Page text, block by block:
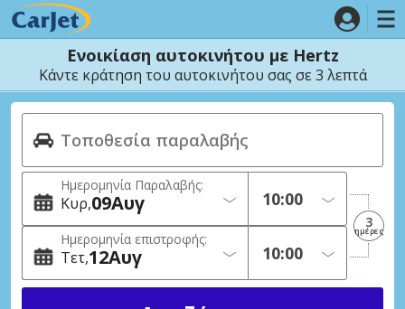
Ενοικίαση αυτοκινήτου με Hertz
Κάντε κράτηση του αυτοκινήτου σας σε 3 λεπτά
Ημερομηνία Παραλαβής:
Κυρ 09Αυγ
Ημερομηνία επιστροφής:
Τετ 12Αυγ
3
ημέρες